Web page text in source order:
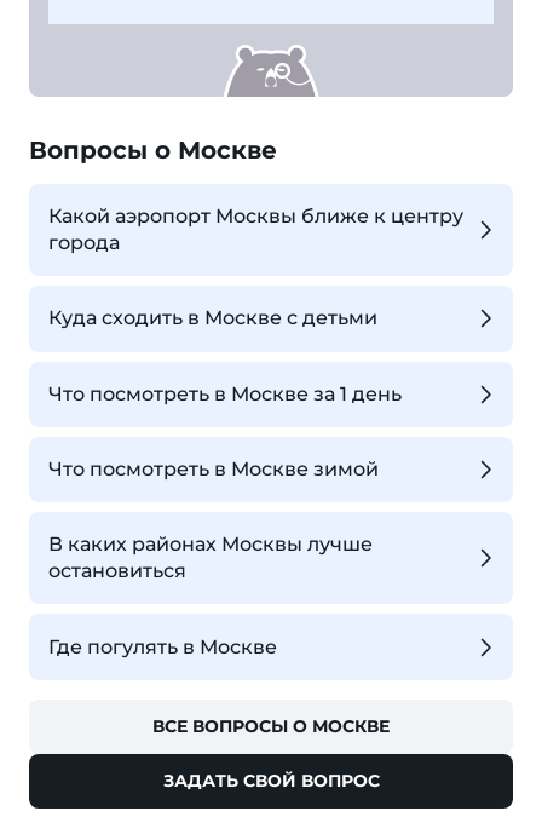
Вопросы о Москве
Какой аэропорт Москвы ближе к центру
города
Куда сходить в Москве с детьми
Что посмотреть в Москве за 1 день
Что посмотреть в Москве зимой
В каких районах Москвы лучше
остановиться
Где погулять в Москве
ВСЕ ВОПРОСЫ О МОСКВЕ
ЗАДАТЬ СВОЙ ВОПРОС